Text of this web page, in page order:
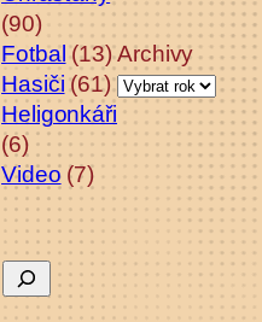
(90)
Fotbal (13)
Hasiči (61)
Heligonkáři
(6)
Video(7)
Archivy